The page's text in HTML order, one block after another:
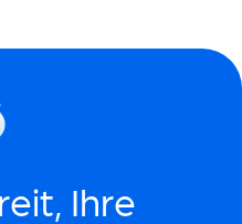
Ihre